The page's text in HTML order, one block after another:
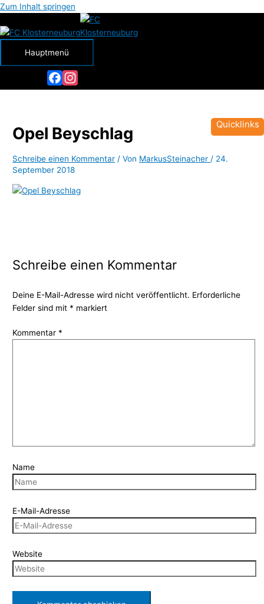
Zum Inhalt springen
Hauptmenü
Opel Beyschlag
Schreibe einen Kommentar / Von MarkusSteinacher / 24.
September 2018
Schreibe einen Kommentar
Deine E-Mail-Adresse wird nicht veröffentlicht. Erforderliche
Felder sind mit * markiert
Kommentar *
Name
E-Mail-Adresse
Website
Quicklinks